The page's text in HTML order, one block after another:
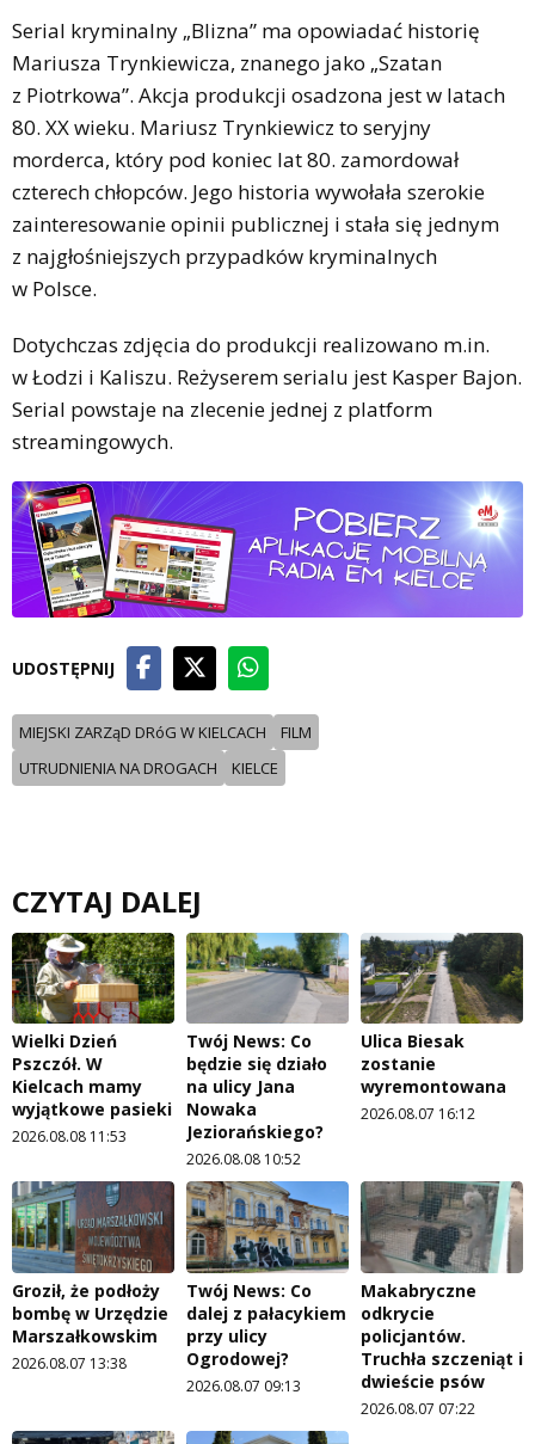
Serial kryminalny „Blizna” ma opowiadać historię
Mariusza Trynkiewicza, znanego jako „Szatan
z Piotrkowa”. Akcja produkcji osadzona jest w latach
80. XX wieku. Mariusz Trynkiewicz to seryjny
morderca, który pod koniec lat 80. zamordował
czterech chłopców. Jego historia wywołała szerokie
zainteresowanie opinii publicznej i stała się jednym
z najgłośniejszych przypadków kryminalnych
w Polsce.
Dotychczas zdjęcia do produkcji realizowano m.in.
w Łodzi i Kaliszu. Reżyserem serialu jest Kasper Bajon.
Serial powstaje na zlecenie jednej z platform
streamingowych.
UDOSTĘPNIJ
MIEJSKI ZARZąD DRóG W KIELCACH
FILM
UTRUDNIENIA NA DROGACH
KIELCE
CZYTAJ DALEJ
Wielki Dzień
Pszczół. W
Kielcach mamy
wyjątkowe pasieki
2026.08.08 11:53
Twój News: Co
będzie się działo
na ulicy Jana
Nowaka
Jeziorańskiego?
2026.08.08 10:52
Ulica Biesak
zostanie
wyremontowana
2026.08.07 16:12
Groził, że podłoży
bombę w Urzędzie
Marszałkowskim
2026.08.07 13:38
Twój News: Co
dalej z pałacykiem
przy ulicy
Ogrodowej?
2026.08.07 09:13
Makabryczne
odkrycie
policjantów.
Truchła szczeniąt i
dwieście psów
2026.08.07 07:22